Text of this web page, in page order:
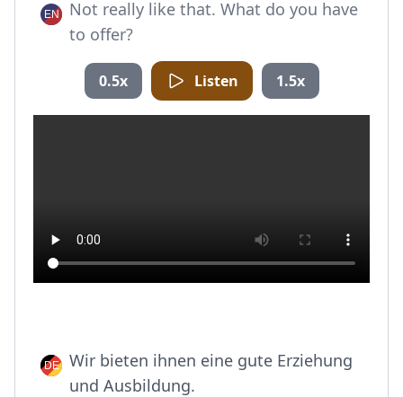
Not really like that. What do you have
to offer?
0.5x Listen 1.5x
Wir bieten ihnen eine gute Erziehung
und Ausbildung.